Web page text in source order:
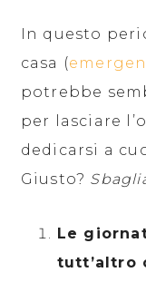
In questo
casa (
potrebbe
per lasciare
dedicarsi a
Giusto?
Le
tutt’altro